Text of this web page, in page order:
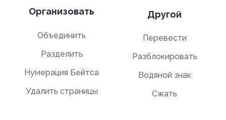
Организовать
Объединить
Разделить
Нумерация Бейтса
Удалить страницы
Другой
Перевести
Разблокировать
Водяной знак
Сжать